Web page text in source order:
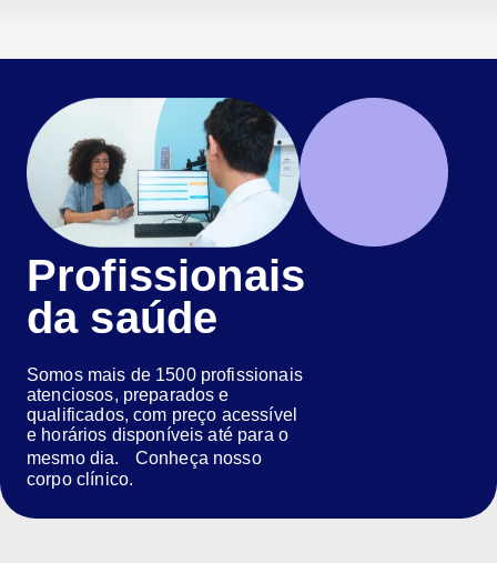
Profissionais
da saúde
Somos mais de 1500 profissionais
atenciosos, preparados e
qualificados, com preço acessível
e horários disponíveis até para o
mesmo dia. Conheça nosso
corpo clínico.